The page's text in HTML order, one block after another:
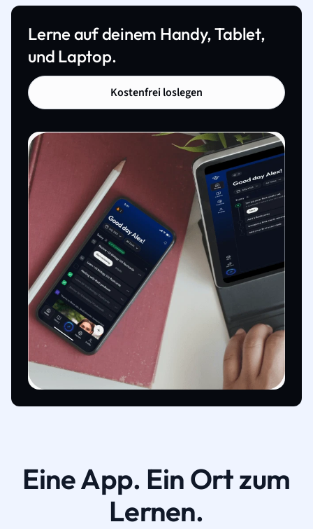
Lerne auf deinem Handy, Tablet,
und Laptop.
Kostenfrei loslegen
Eine App. Ein Ort zum
Lernen.